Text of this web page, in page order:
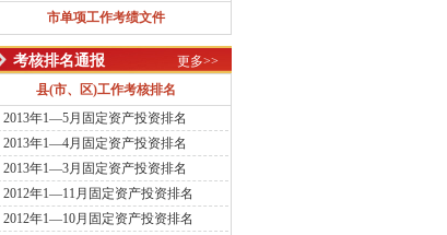
《2013年度全市功能区、中心镇和街
道...
2013年度县（市、区）考绩法
2013年度市直单位考绩法
中共温州市委关于健全完善干部绩擢制
度的若干意见
市委办公室市政府办公室关于印发
《2012年度“五型”机关创建考核办法...
市单项工作考绩文件
更多>>
考核排名通报
县(市、区)工作考核排名
2013年1—5月固定资产投资排名
2013年1—4月固定资产投资排名
2013年1—3月固定资产投资排名
2012年1—11月固定资产投资排名
2012年1—10月固定资产投资排名